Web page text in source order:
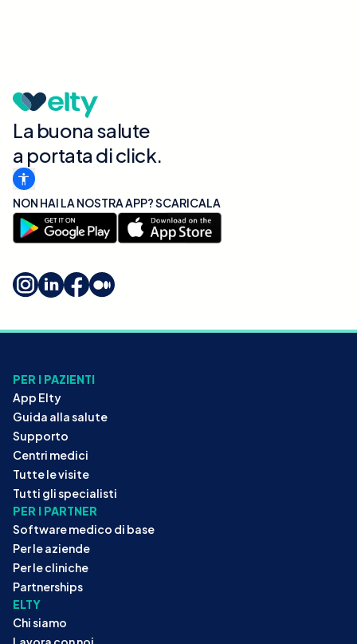
La buona salute
a portata di click.
NON HAI LA NOSTRA APP? SCARICALA
PER I PAZIENTI
App Elty
Guida alla salute
Supporto
Centri medici
Tutte le visite
Tutti gli specialisti
PER I PARTNER
Software medico di base
Per le aziende
Per le cliniche
Partnerships
ELTY
Chi siamo